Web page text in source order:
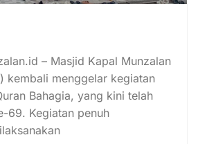
– Masjid Kapal Munzalan
kembali menggelar kegiatan
Bahagia, yang kini telah
69. Kegiatan penuh